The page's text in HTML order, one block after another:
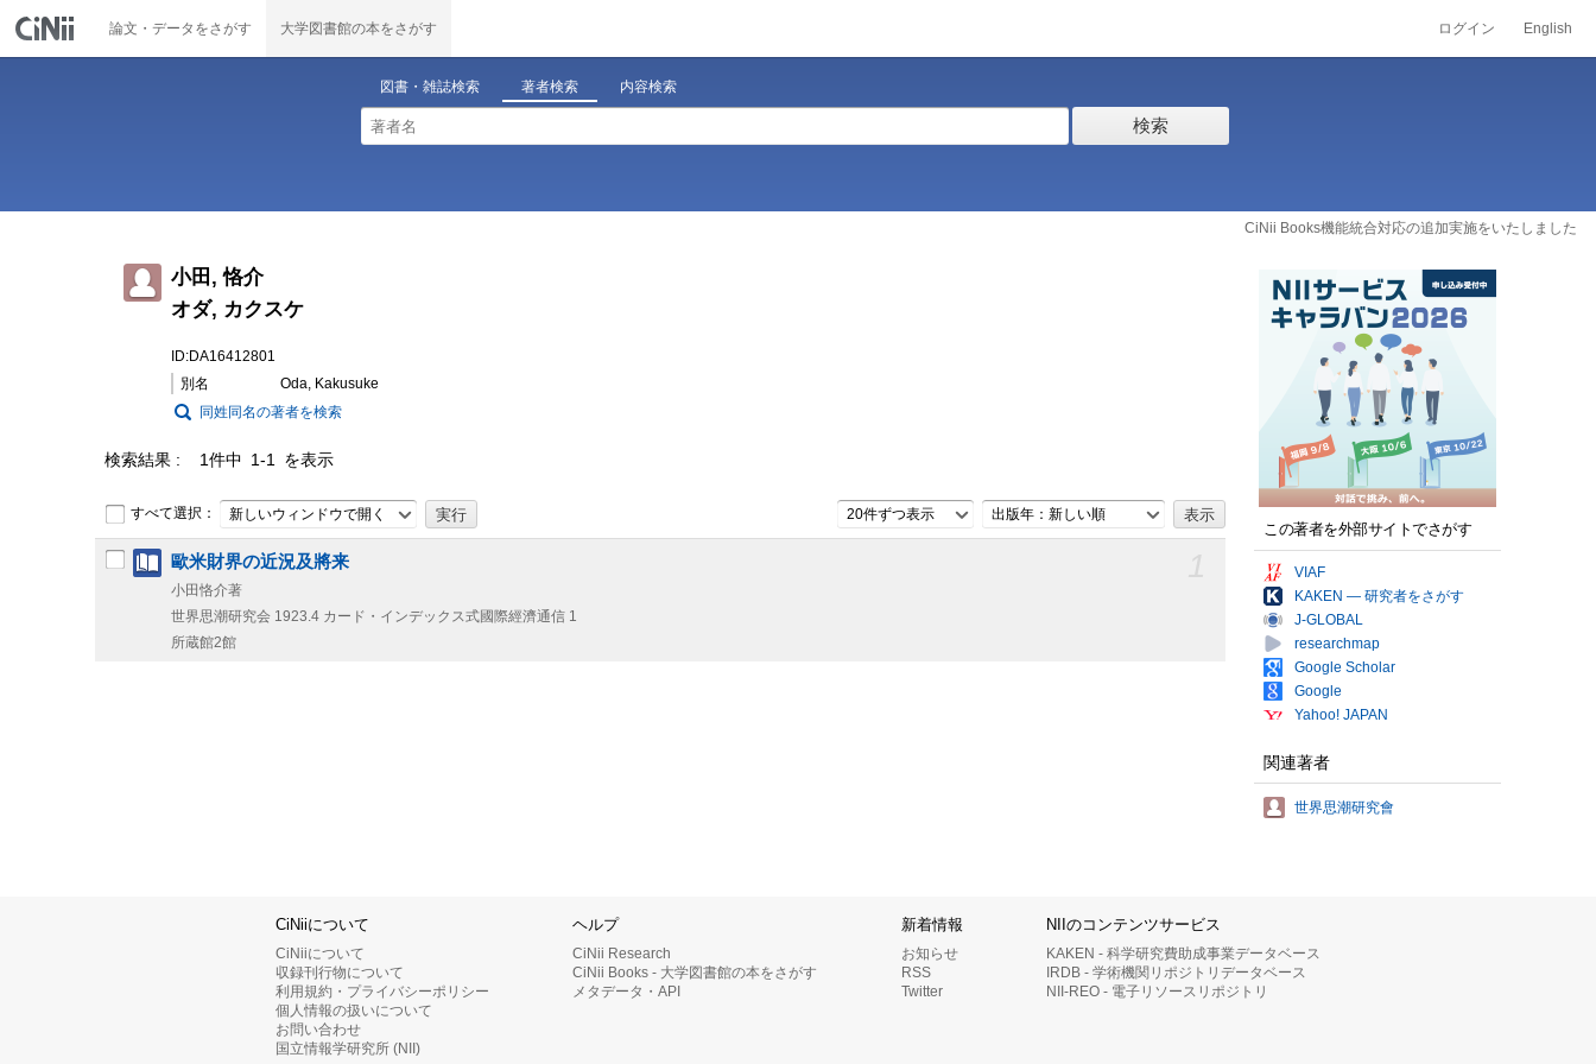
論文・データをさがす 大学図書館の本をさがす ログイン English
図書・雑誌検索 著者検索 内容検索
検索
CiNii Books機能統合対応の追加実施をいたしました
小田, 恪介
オダ, カクスケ
ID:DA16412801
別名
Oda, Kakusuke
同姓同名の著者を検索
検索結果 1件中 1-1 を表示
すべて選択： 新しいウィンドウで開く 20件ずつ表示 出版年：新しい順
歐米財界の近況及將来
小田恪介著
世界思潮研究会 1923.4 カード・インデックス式國際經濟通信 1
所蔵館2館
この著者を外部サイトでさがす
VIAF
KAKEN — 研究者をさがす
J-GLOBAL
researchmap
Google Scholar
Google
Yahoo! JAPAN
関連著者
世界思潮研究會
CiNiiについて
CiNiiについて
収録刊行物について
利用規約・プライバシーポリシー
個人情報の扱いについて
お問い合わせ
国立情報学研究所 (NII)
ヘルプ
CiNii Research
CiNii Books - 大学図書館の本をさがす
メタデータ・API
新着情報
お知らせ
RSS
Twitter
NIIのコンテンツサービス
KAKEN - 科学研究費助成事業データベース
IRDB - 学術機関リポジトリデータベース
NII-REO - 電子リソースリポジトリ